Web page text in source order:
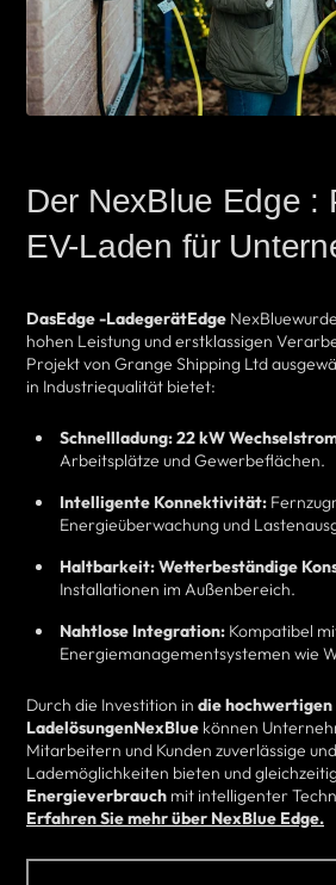
Der NexBlue Edge :
EV-Laden für
DasEdge -LadegerätEdge
hohen Leistung und erstklassigen
Projekt von Grange Shipping Ltd
in Industriequalität bietet:
Schnellladung:22 kW
Arbeitsplätze und Gewerbeflächen.
Intelligente Konnektivität:
Energieüberwachung und
Haltbarkeit:Wetterbeständige
Installationen im Außenbereich.
Nahtlose Integration: Kompatibel
Energiemanagementsystemen wie
Durch die Investition in die hochwertigen
LadelösungenNexBlue können
Mitarbeitern und Kunden zuverlässige
Lademöglichkeiten bieten und
Energieverbrauch mit intelligenter
Erfahren Sie mehr über NexBlue Edge.